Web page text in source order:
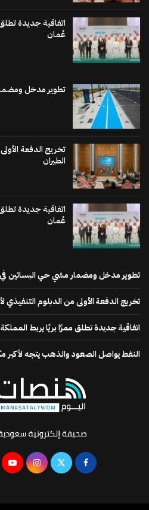
اتفاقية جديدة
عُمان
تطوير مدخل
تخريج الدفعة
الطيران
اتفاقية جديدة
عُمان
تطوير مدخل ومضمار مشي حي البساتين
تخريج الدفعة الأولى من الدبلوم التنفيذي
اتفاقية جديدة تطلق ممرًا بريًا يربط
النفط يواصل الصعود والذهب يتجه